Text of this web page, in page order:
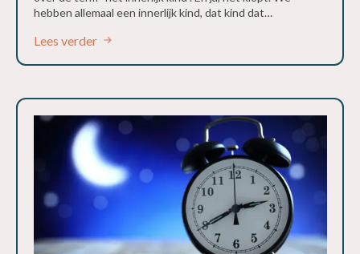
hebben allemaal een innerlijk kind, dat kind dat…
Lees verder